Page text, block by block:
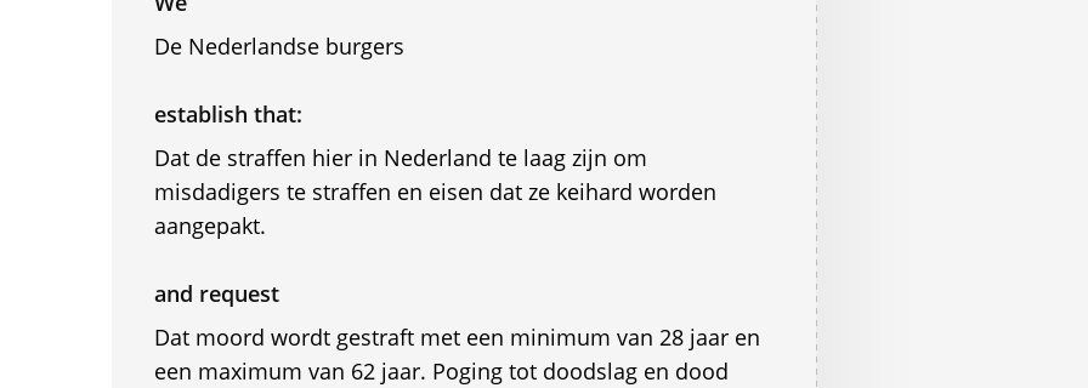
De Nederlandse burgers
establish that:
Dat de straffen hier in Nederland te laag zijn om
misdadigers te straffen en eisen dat ze keihard worden
aangepakt.
and request
Dat moord wordt gestraft met een minimum van 28 jaar en
een maximum van 62 jaar. Poging tot doodslag en dood